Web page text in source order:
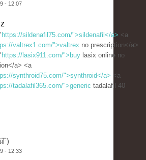
- 12:07
https://sildenafil75.com/">sildenafil</a> <a
valtrex1.com/">valtrex no prescription</a>
https://lasix911.com/">buy lasix online no
a> <a
synthroid75.com/">synthroid</a> <a
tadalafil365.com/">generic tadalafil 40
)
- 12:33